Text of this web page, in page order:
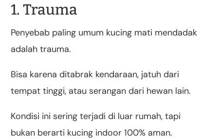
1. Trauma
Penyebab paling umum kucing mati mendadak
adalah trauma.
Bisa karena ditabrak kendaraan, jatuh dari
tempat tinggi, atau serangan dari hewan lain.
Kondisi ini sering terjadi di luar rumah, tapi
bukan berarti kucing indoor 100% aman.